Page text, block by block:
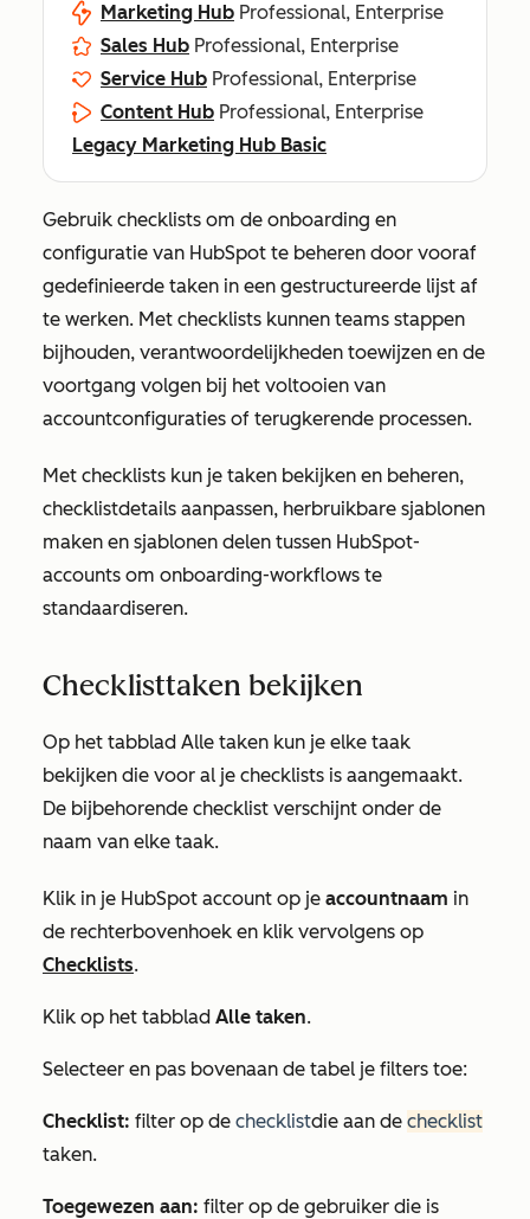
Marketing Hub Professional, Enterprise
Sales Hub Professional, Enterprise
Service Hub Professional, Enterprise
Content Hub Professional, Enterprise
Legacy Marketing Hub Basic
Gebruik checklists om de onboarding en
configuratie van HubSpot te beheren door vooraf
gedefinieerde taken in een gestructureerde lijst af
te werken. Met checklists kunnen teams stappen
bijhouden, verantwoordelijkheden toewijzen en de
voortgang volgen bij het voltooien van
accountconfiguraties of terugkerende processen.
Met checklists kun je taken bekijken en beheren,
checklistdetails aanpassen, herbruikbare sjablonen
maken en sjablonen delen tussen HubSpot-
accounts om onboarding-workflows te
standaardiseren.
Checklisttaken bekijken
Op het tabblad Alle taken kun je elke taak
bekijken die voor al je checklists is aangemaakt.
De bijbehorende checklist verschijnt onder de
naam van elke taak.
Klik in je HubSpot account op je accountnaam in
de rechterbovenhoek en klik vervolgens op
Checklists.
Klik op het tabblad Alle taken.
Selecteer en pas bovenaan de tabel je filters toe:
Checklist: filter op de checklistdie aan de checklist
taken.
Toegewezen aan: filter op de gebruiker die is